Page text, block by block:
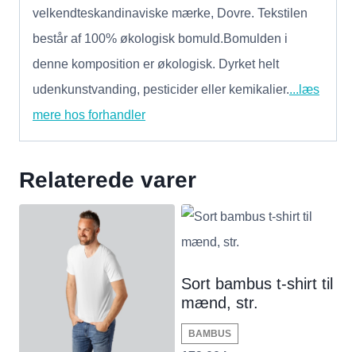
velkendteskandinaviske mærke, Dovre. Tekstilen
består af 100% økologisk bomuld.Bomulden i
denne komposition er økologisk. Dyrket helt
udenkunstvanding, pesticider eller kemikalier....læs
mere hos forhandler
Relaterede varer
Sort bambus t-shirt til
mænd, str.
BAMBUS